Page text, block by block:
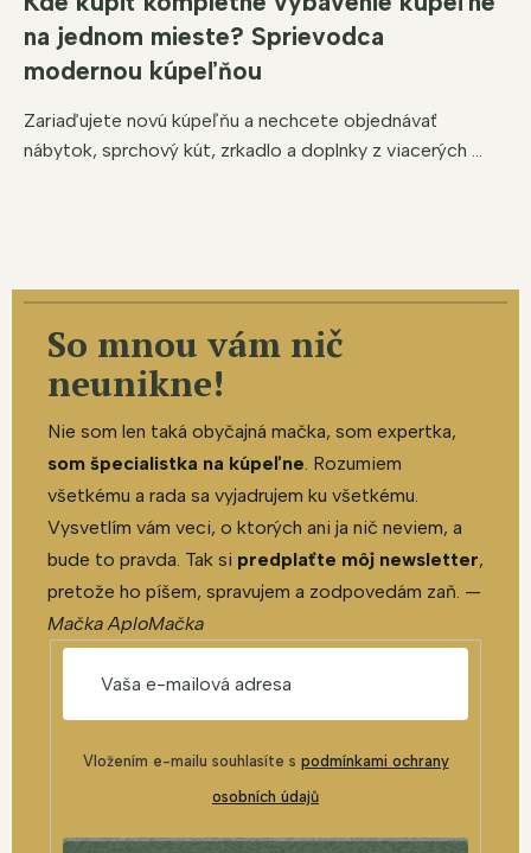
na jednom mieste? Sprievodca
modernou kúpeľňou
Zariaďujete novú kúpeľňu a nechcete objednávať
nábytok, sprchový kút, zrkadlo a doplnky z viacerých ...
So mnou vám nič
neunikne!
Nie som len taká obyčajná mačka, som expertka,
som špecialistka na kúpeľne. Rozumiem
všetkému a rada sa vyjadrujem ku všetkému.
Vysvetlím vám veci, o ktorých ani ja nič neviem, a
bude to pravda. Tak si predplaťte môj newsletter,
pretože ho píšem, spravujem a zodpovedám zaň. —
Mačka AploMačka
Vložením e-mailu souhlasíte s podmínkami ochrany
osobních údajů